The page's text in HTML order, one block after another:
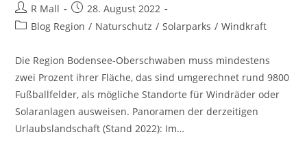
Beitrags-
Autor:
R Mall
Beitrag
veröffentlicht:
28. August 2022
Beitrags-
Blog Region / Naturschutz / Solarparks / Windkraft
Die Region Bodensee-Oberschwaben muss mindestens
zwei Prozent ihrer Fläche, das sind umgerechnet rund 9800
Fußballfelder, als mögliche Standorte für Windräder oder
Solaranlagen ausweisen. Panoramen der derzeitigen
Urlaubslandschaft (Stand 2022): Im…